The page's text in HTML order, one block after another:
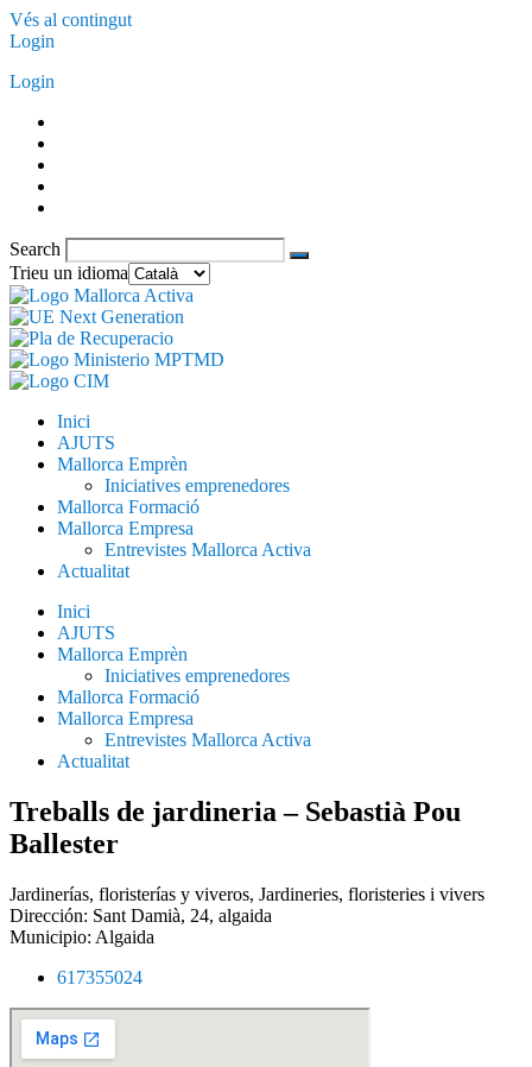
Vés al contingut
Login
Login
Search
Trieu un idioma
Inici
AJUTS
Mallorca Emprèn
Iniciatives emprenedores
Mallorca Formació
Mallorca Empresa
Entrevistes Mallorca Activa
Actualitat
Inici
AJUTS
Mallorca Emprèn
Iniciatives emprenedores
Mallorca Formació
Mallorca Empresa
Entrevistes Mallorca Activa
Actualitat
Treballs de jardineria – Sebastià Pou
Ballester
Jardinerías, floristerías y viveros, Jardineries, floristeries i vivers
Dirección: Sant Damià, 24, algaida
Municipio: Algaida
617355024